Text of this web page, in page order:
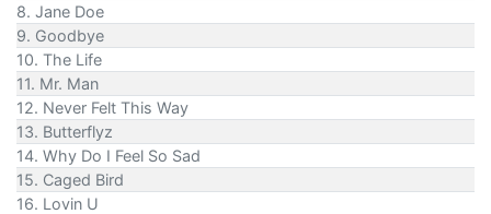
8. Jane Doe
9. Goodbye
10. The Life
11. Mr. Man
12. Never Felt This Way
13. Butterflyz
14. Why Do I Feel So Sad
15. Caged Bird
16. Lovin U